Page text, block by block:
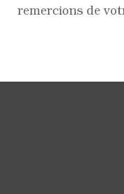
remercions de